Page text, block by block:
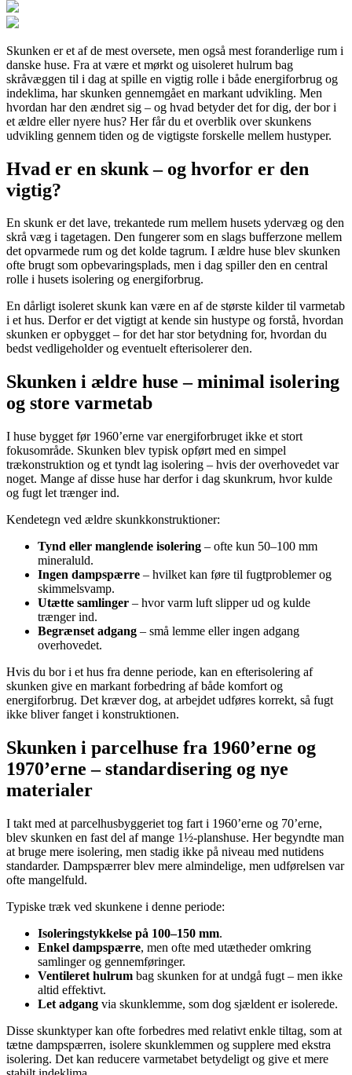
Skunken er et af de mest oversete, men også mest foranderlige rum i
danske huse. Fra at være et mørkt og uisoleret hulrum bag
skråvæggen til i dag at spille en vigtig rolle i både energiforbrug og
indeklima, har skunken gennemgået en markant udvikling. Men
hvordan har den ændret sig – og hvad betyder det for dig, der bor i
et ældre eller nyere hus? Her får du et overblik over skunkens
udvikling gennem tiden og de vigtigste forskelle mellem hustyper.
Hvad er en skunk – og hvorfor er den
vigtig?
En skunk er det lave, trekantede rum mellem husets ydervæg og den
skrå væg i tagetagen. Den fungerer som en slags bufferzone mellem
det opvarmede rum og det kolde tagrum. I ældre huse blev skunken
ofte brugt som opbevaringsplads, men i dag spiller den en central
rolle i husets isolering og energiforbrug.
En dårligt isoleret skunk kan være en af de største kilder til varmetab
i et hus. Derfor er det vigtigt at kende sin hustype og forstå, hvordan
skunken er opbygget – for det har stor betydning for, hvordan du
bedst vedligeholder og eventuelt efterisolerer den.
Skunken i ældre huse – minimal isolering
og store varmetab
I huse bygget før 1960’erne var energiforbruget ikke et stort
fokusområde. Skunken blev typisk opført med en simpel
trækonstruktion og et tyndt lag isolering – hvis der overhovedet var
noget. Mange af disse huse har derfor i dag skunkrum, hvor kulde
og fugt let trænger ind.
Kendetegn ved ældre skunkkonstruktioner:
Tynd eller manglende isolering – ofte kun 50–100 mm
mineraluld.
Ingen dampspærre – hvilket kan føre til fugtproblemer og
skimmelsvamp.
Utætte samlinger – hvor varm luft slipper ud og kulde
trænger ind.
Begrænset adgang – små lemme eller ingen adgang
overhovedet.
Hvis du bor i et hus fra denne periode, kan en efterisolering af
skunken give en markant forbedring af både komfort og
energiforbrug. Det kræver dog, at arbejdet udføres korrekt, så fugt
ikke bliver fanget i konstruktionen.
Skunken i parcelhuse fra 1960’erne og
1970’erne – standardisering og nye
materialer
I takt med at parcelhusbyggeriet tog fart i 1960’erne og 70’erne,
blev skunken en fast del af mange 1½-planshuse. Her begyndte man
at bruge mere isolering, men stadig ikke på niveau med nutidens
standarder. Dampspærrer blev mere almindelige, men udførelsen var
ofte mangelfuld.
Typiske træk ved skunkene i denne periode:
Isoleringstykkelse på 100–150 mm.
Enkel dampspærre, men ofte med utætheder omkring
samlinger og gennemføringer.
Ventileret hulrum bag skunken for at undgå fugt – men ikke
altid effektivt.
Let adgang via skunklemme, som dog sjældent er isolerede.
Disse skunktyper kan ofte forbedres med relativt enkle tiltag, som at
tætne dampspærren, isolere skunklemmen og supplere med ekstra
isolering. Det kan reducere varmetabet betydeligt og give et mere